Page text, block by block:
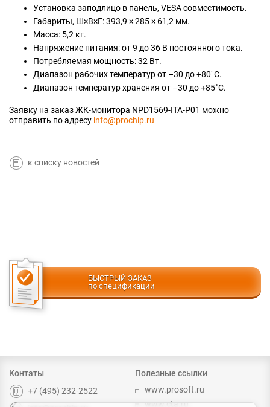
БЫСТРЫЙ ЗАКАЗ
по спецификации
Установка заподлицо в панель, VESA совместимость.
Габариты, Ш×В×Г: 393,9 × 285 × 61,2 мм.
Масса: 5,2 кг.
Напряжение питания: от 9 до 36 В постоянного тока.
Потребляемая мощность: 32 Вт.
Диапазон рабочих температур от –30 до +80˚C.
Диапазон температур хранения от –30 до +85˚C.
Заявку на заказ ЖК-монитора NPD1569-ITA-P01 можно
отправить по адресу info@prochip.ru
к списку новостей
Контаты
+7 (495) 232-2522
Полезные ссылки
www.prosoft.ru
www.cta.ru